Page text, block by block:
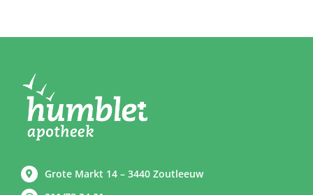
Grote Markt 14 – 3440 Zoutleeuw